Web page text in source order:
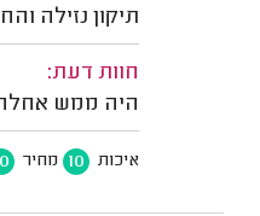
תיקון נזילה
חוות דעת:
היה ממש
איכות 10 מחיר